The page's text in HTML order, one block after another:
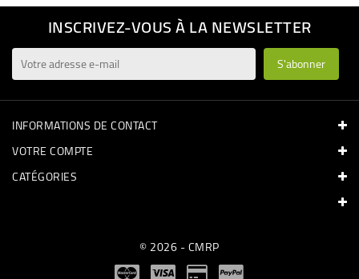
INSCRIVEZ-VOUS À LA NEWSLETTER
INFORMATIONS DE CONTACT
VOTRE COMPTE
CATÉGORIES
© 2026 - CMRP